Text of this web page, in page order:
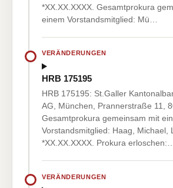
*XX.XX.XXXX. Gesamtprokura
einem Vorstandsmitglied: Mü…
VERÄNDERUNGEN
HRB 175195
HRB 175195: St.Galler
AG, München, Prannerstraße 11,
Gesamtprokura gemeinsam mit
Vorstandsmitglied: Haag, Michael,
*XX.XX.XXXX. Prokura
VERÄNDERUNGEN